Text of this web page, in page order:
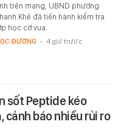
trên mạng, UBND phường
Khê đã tiến hành kiểm tra
học cờ vua.
ĐƯỜNG - 4 giờ trước
sốt Peptide kéo
báo nhiều rủi ro